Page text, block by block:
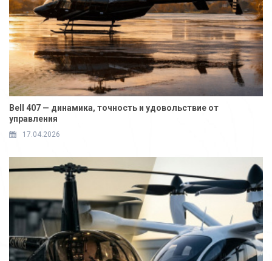
Bell 407 — динамика, точность и удовольствие от
управления
17.04.2026